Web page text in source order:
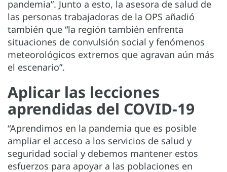
pandemia”. Junto a esto, la asesora de salud de
las personas trabajadoras de la OPS añadió
también que “la región también enfrenta
situaciones de convulsión social y fenómenos
meteorológicos extremos que agravan aún más
el escenario”.
Aplicar las lecciones
aprendidas del COVID-19
“Aprendimos en la pandemia que es posible
ampliar el acceso a los servicios de salud y
seguridad social y debemos mantener estos
esfuerzos para apoyar a las poblaciones en